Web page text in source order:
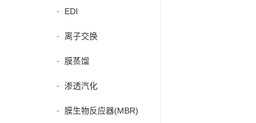
EDI
离子交换
膜蒸馏
渗透汽化
膜生物反应器(MBR)